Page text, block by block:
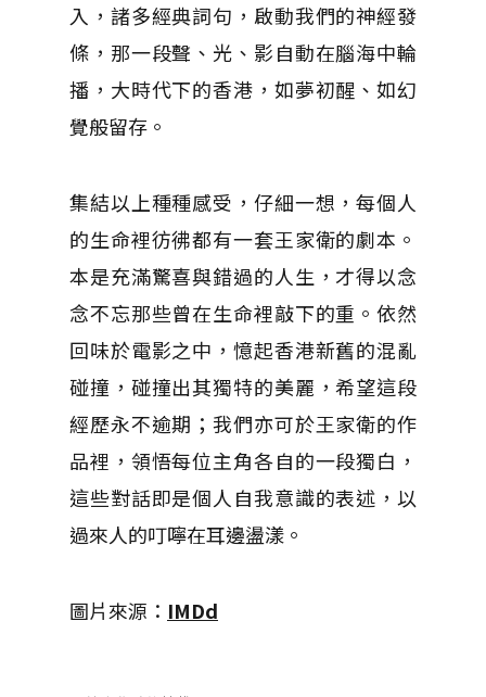
入，諸多經典詞句，啟動我們的神經發
條，那一段聲、光、影自動在腦海中輪
播，大時代下的香港，如夢初醒、如幻
覺般留存。
集結以上種種感受，仔細一想，每個人
的生命裡彷彿都有一套王家衛的劇本。
本是充滿驚喜與錯過的人生，才得以念
念不忘那些曾在生命裡敲下的重。依然
回味於電影之中，憶起香港新舊的混亂
碰撞，碰撞出其獨特的美麗，希望這段
經歷永不逾期；我們亦可於王家衛的作
品裡，領悟每位主角各自的一段獨白，
這些對話即是個人自我意識的表述，以
過來人的叮嚀在耳邊盪漾。
圖片來源： IMDd